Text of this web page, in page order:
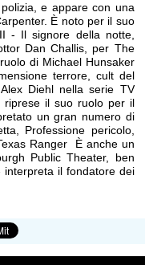
e appare con una
È noto per il suo
- Il signore della notte,
Dan Challis, per The
di Michael Hunsaker
terrore, cult del
Diehl nella serie TV
riprese il suo ruolo per il
un gran numero di
Professione pericolo,
Ranger È anche un
Public Theater, ben
il fondatore dei